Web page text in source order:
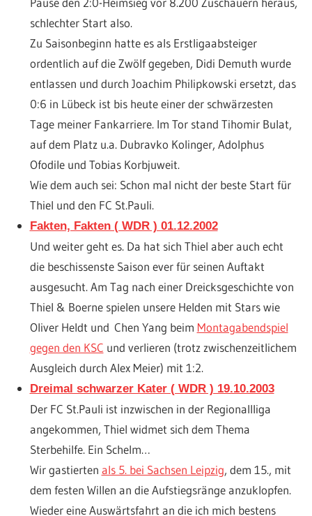
schlechter Start also.
Zu Saisonbeginn hatte es als Erstligaabsteiger
ordentlich auf die Zwölf gegeben, Didi Demuth wurde
entlassen und durch Joachim Philipkowski ersetzt, das
0:6 in Lübeck ist bis heute einer der schwärzesten
Tage meiner Fankarriere. Im Tor stand Tihomir Bulat,
auf dem Platz u.a. Dubravko Kolinger, Adolphus
Ofodile und Tobias Korbjuweit.
Wie dem auch sei: Schon mal nicht der beste Start für
Thiel und den FC St.Pauli.
Fakten, Fakten ( WDR ) 01.12.2002
Und weiter geht es. Da hat sich Thiel aber auch echt
die beschissenste Saison ever für seinen Auftakt
ausgesucht. Am Tag nach einer Dreicksgeschichte von
Thiel & Boerne spielen unsere Helden mit Stars wie
Oliver Heldt und Chen Yang beim Montagabendspiel
gegen den KSC und verlieren (trotz zwischenzeitlichem
Ausgleich durch Alex Meier) mit 1:2.
Dreimal schwarzer Kater ( WDR ) 19.10.2003
Der FC St.Pauli ist inzwischen in der Regionallliga
angekommen, Thiel widmet sich dem Thema
Sterbehilfe. Ein Schelm…
Wir gastierten als 5. bei Sachsen Leipzig, dem 15., mit
dem festen Willen an die Aufstiegsränge anzuklopfen.
Wieder eine Auswärtsfahrt an die ich mich bestens